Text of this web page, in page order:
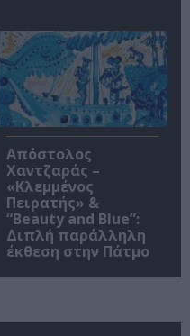
Απόστολος
Χαντζαράς –
«Κλεμμένος
Πειρατής» &
“Beauty and Blue”:
Διπλή παράλληλη
έκθεση στην Πάτμο